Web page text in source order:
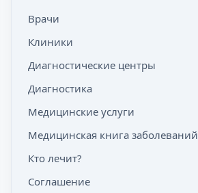
Врачи
Клиники
Диагностические центры
Диагностика
Медицинские услуги
Медицинская книга заболеваний
Кто лечит?
Соглашение